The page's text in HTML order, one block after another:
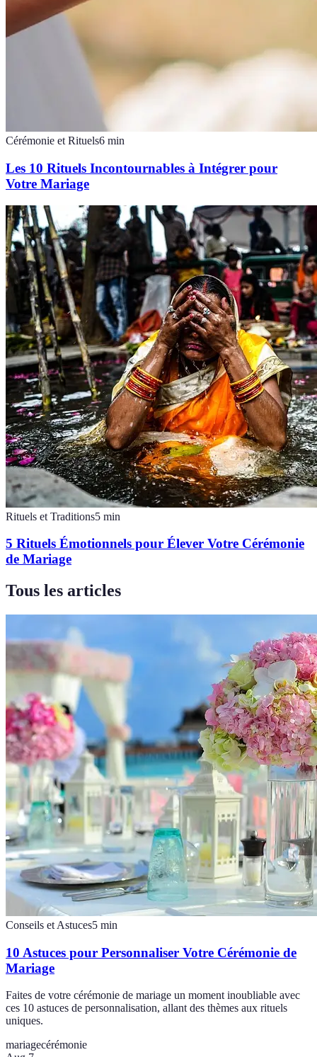
Cérémonie et Rituels6 min
Les 10 Rituels Incontournables à Intégrer pour
Votre Mariage
Rituels et Traditions5 min
5 Rituels Émotionnels pour Élever Votre Cérémonie
de Mariage
Tous les articles
Conseils et Astuces5 min
10 Astuces pour Personnaliser Votre Cérémonie de
Mariage
Faites de votre cérémonie de mariage un moment inoubliable avec
ces 10 astuces de personnalisation, allant des thèmes aux rituels
uniques.
mariagecérémonie